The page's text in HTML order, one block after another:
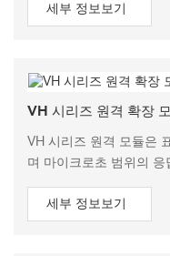
세부 정보보기
VH 시리즈 원격 확장
VH 시리즈 원격 모듈은
며 마이크로초 범위의
세부 정보보기